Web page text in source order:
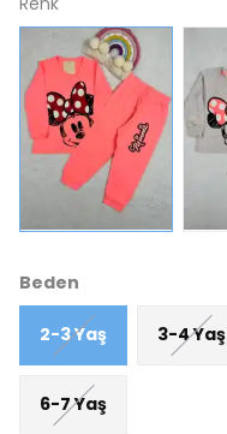
Beden
2-3 Yaş 3-4 Yaş
6-7 Yaş